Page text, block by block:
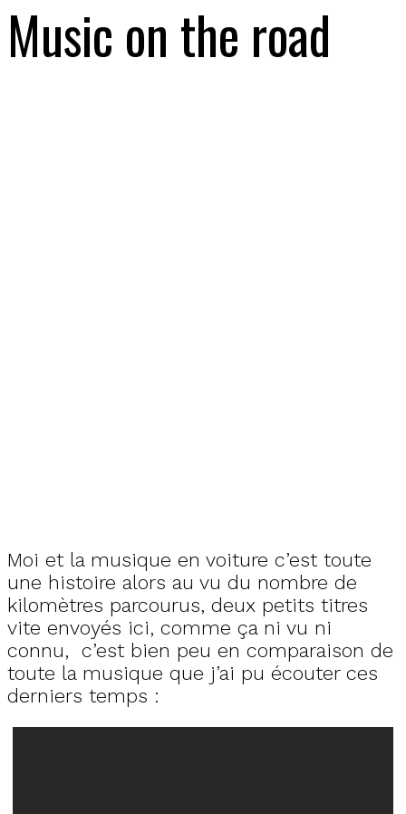
Music on the road
Moi et la musique en voiture c’est toute
une histoire alors au vu du nombre de
kilomètres parcourus, deux petits titres
vite envoyés ici, comme ça ni vu ni
connu, c’est bien peu en comparaison de
toute la musique que j’ai pu écouter ces
derniers temps :